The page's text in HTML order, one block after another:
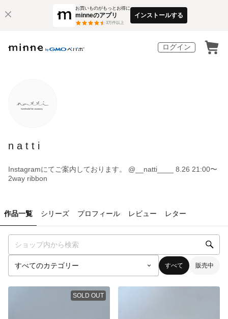
お買いものがもっとお得に
minneのアプリ
3万件以上
インストールする
ログイン
n a t t i
Instagramにてご案内しております。 @__natti____ 8.26 21:00〜
2way ribbon
作品一覧 シリーズ プロフィール レビュー レター
すべて 販売中
SOLD OUT